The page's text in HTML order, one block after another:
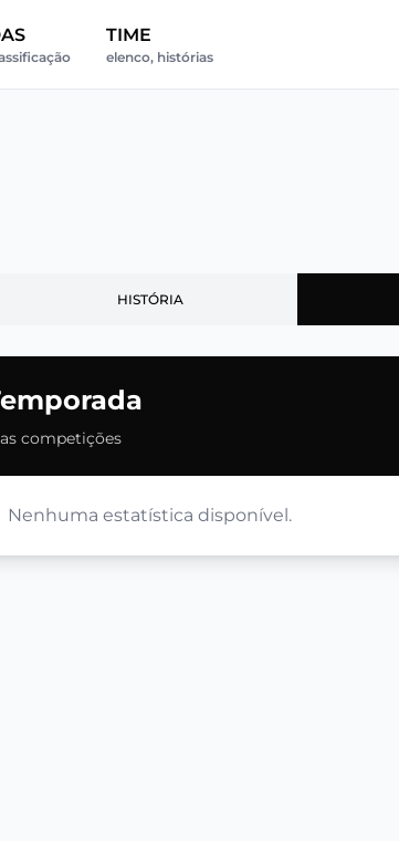
TIME
elenco, histórias
HISTÓRIA
competições
Nenhuma estatística disponível.